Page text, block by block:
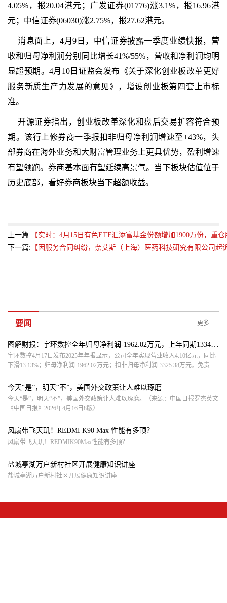
4.05%，报20.04港元；广发证券(01776)涨3.1%，报16.96港
元；中信证券(06030)涨2.75%，报27.62港元。
消息面上，4月9日，中信证券披露一季度业绩快报，营
收和归母净利润分别同比增长41%/55%，营收和净利润均明
显超预期。4月10日证监会发布《关于深化创业板改革更好
服务新质生产力发展的意见》，增设创业板第四套上市标
准。
开源证券指出，创业板改革深化和盘后交易扩容符合预
期。该行上修券商一季报扣非归母净利润增速至+43%，头
部券商在海外业务和大财富管理业务上更具优势，盈利增速
有望领跑。券商基本面有望延续高景气。当下板块估值位于
历史底部，看好券商板块当下超额收益。
上一篇: 【实时：4月15日有色ETF汇添富基金份额增加1900万份，重
下一篇: 【因服务合同纠纷，奈艾斯（上海）医药科技研究有限公司起
要闻 更多
图解财报：宇环数控全年归母净利润-1962.02万元，上年同期1334.76万元
宇环数控4月17日发布2025年年报显示，公司全年实现营业收入4.10亿元，同比
下滑13.13%；归母净利润-1962.02万元；扣非归母净利润-3325.38万元。免责声
今天“是”，明天“不”，美国外交政策让人难以琢磨
今天“是”，明天“不”，美国外交政策让人难以琢磨。（来源：中国日报罗杰英文
《中国日报》2026年4月16日8版）
风扇带飞天玑！REDMI K90 Max 性能有多顶？
风扇带飞天玑！REDMIK90Max性能有多顶？
盐城亭湖万户新村社区开展健康知识讲座
盐城亭湖万户新村社区开展健康知识讲座